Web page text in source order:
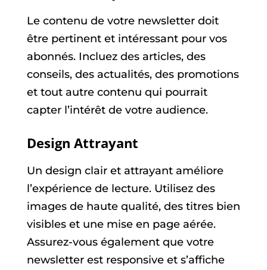
Le contenu de votre newsletter doit
être pertinent et intéressant pour vos
abonnés. Incluez des articles, des
conseils, des actualités, des promotions
et tout autre contenu qui pourrait
capter l’intérêt de votre audience.
Design Attrayant
Un design clair et attrayant améliore
l’expérience de lecture. Utilisez des
images de haute qualité, des titres bien
visibles et une mise en page aérée.
Assurez-vous également que votre
newsletter est responsive et s’affiche